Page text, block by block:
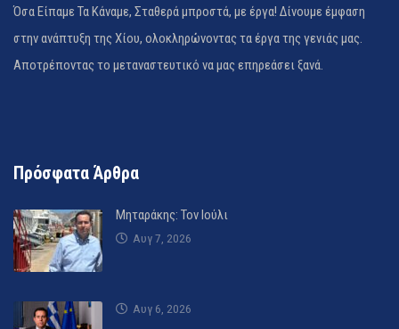
Όσα Είπαμε Τα Κάναμε, Σταθερά μπροστά, με έργα! Δίνουμε έμφαση
στην ανάπτυξη της Χίου, ολοκληρώνοντας τα έργα της γενιάς μας.
Αποτρέποντας το μεταναστευτικό να μας επηρεάσει ξανά.
Πρόσφατα Άρθρα
Μηταράκης: Τον Ιούλι
Αυγ 7, 2026
Αυγ 6, 2026